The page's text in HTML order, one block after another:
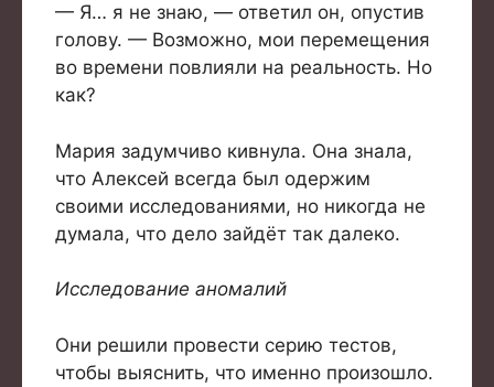
— Я… я не знаю, — ответил он, опустив
голову. — Возможно, мои перемещения
во времени повлияли на реальность. Но
как?
Мария задумчиво кивнула. Она знала,
что Алексей всегда был одержим
своими исследованиями, но никогда не
думала, что дело зайдёт так далеко.
Исследование аномалий
Они решили провести серию тестов,
чтобы выяснить, что именно произошло.